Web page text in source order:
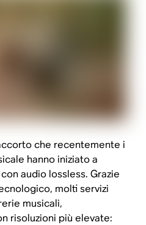
che recentemente i
hanno iniziato a
audio lossless. Grazie
molti servizi
musicali,
risoluzioni più elevate: